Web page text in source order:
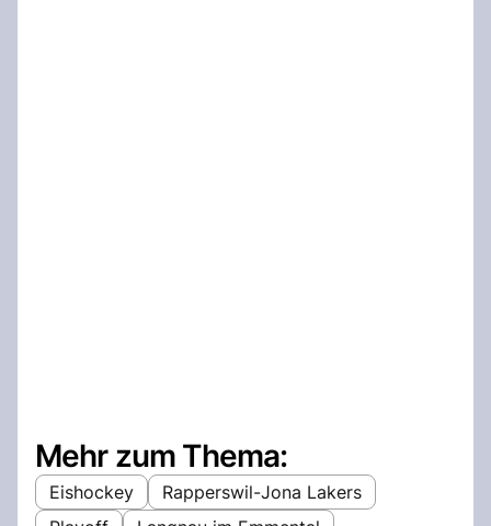
Mehr zum Thema:
Eishockey
Rapperswil-Jona Lakers